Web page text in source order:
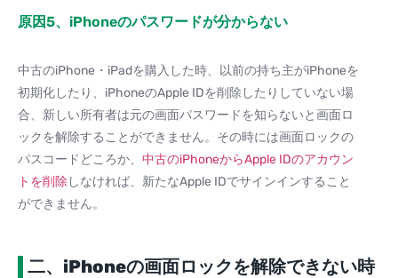
原因5、iPhoneのパスワードが分からない
中古のiPhone・iPadを購入した時、以前の持ち主がiPhoneを
初期化したり、iPhoneのApple IDを削除したりしていない場
合、新しい所有者は元の画面パスワードを知らないと画面ロ
ックを解除することができません。その時には画面ロックの
パスコードどころか、 中古のiPhoneからApple IDのアカウン
トを削除 しなければ、新たなApple IDでサインインすること
ができません。
二、iPhoneの画面ロックを解除できない時